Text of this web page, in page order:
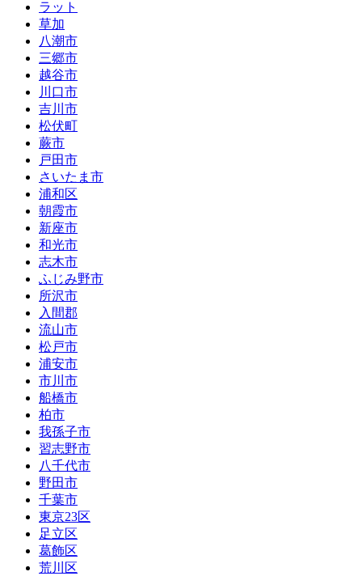
ラット
草加
八潮市
三郷市
越谷市
川口市
吉川市
松伏町
蕨市
戸田市
さいたま市
浦和区
朝霞市
新座市
和光市
志木市
ふじみ野市
所沢市
入間郡
流山市
松戸市
浦安市
市川市
船橋市
柏市
我孫子市
習志野市
八千代市
野田市
千葉市
東京23区
足立区
葛飾区
荒川区